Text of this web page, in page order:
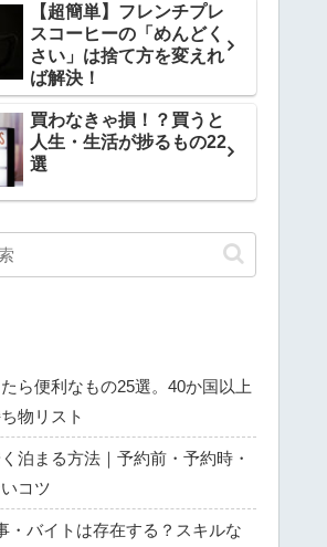
【超簡単】フレンチプレ
スコーヒーの「めんどく
さい」は捨て方を変えれ
ば解決！
買わなきゃ損！？買うと
人生・生活が捗るもの22
選
ら便利なもの25選。40か国以上
物リスト
泊まる方法｜予約前・予約時・
コツ
・バイトは存在する？スキルな